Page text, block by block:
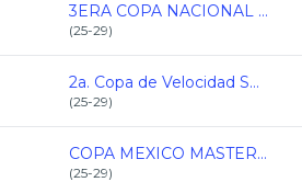
3ERA COPA NACIONAL VALVIDUB CDMX 2025
(25-29)
2a. Copa de Velocidad Swim Master C.C. 2025
(25-29)
COPA MEXICO MASTERS C.C.
(25-29)